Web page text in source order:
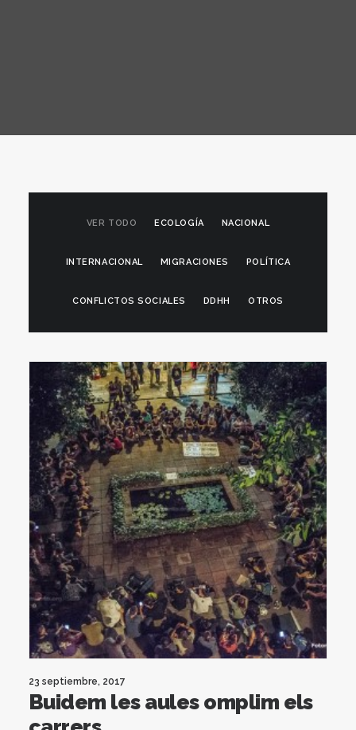
VER TODO ECOLOGÍA NACIONAL
INTERNACIONAL MIGRACIONES POLÍTICA
CONFLICTOS SOCIALES DDHH OTROS
23 septiembre, 2017
Buidem les aules omplim els